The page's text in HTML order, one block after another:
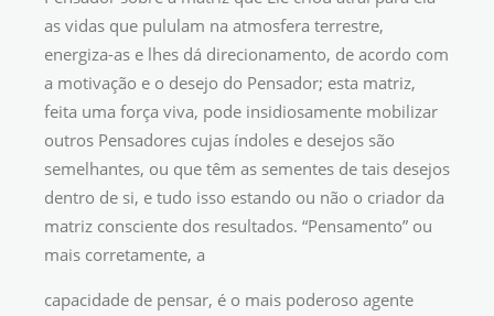
as vidas que pululam na atmosfera terrestre,
energiza-as e lhes dá direcionamento, de acordo com
a motivação e o desejo do Pensador; esta matriz,
feita uma força viva, pode insidiosamente mobilizar
outros Pensadores cujas índoles e desejos são
semelhantes, ou que têm as sementes de tais desejos
dentro de si, e tudo isso estando ou não o criador da
matriz consciente dos resultados. “Pensamento” ou
mais corretamente, a
capacidade de pensar, é o mais poderoso agente